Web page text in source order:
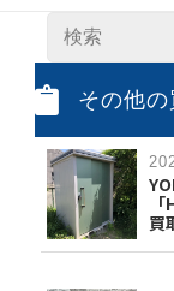
その他
買